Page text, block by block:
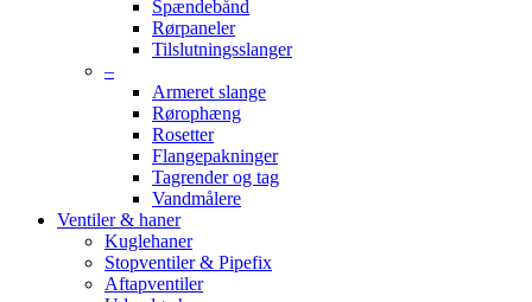
Spændebånd
Rørpaneler
Tilslutningsslanger
–
Armeret slange
Rørophæng
Rosetter
Flangepakninger
Tagrender og tag
Vandmålere
Ventiler & haner
Kuglehaner
Stopventiler & Pipefix
Aftapventiler